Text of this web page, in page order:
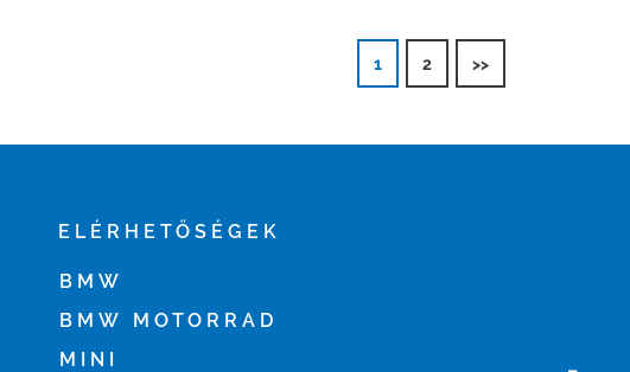
1 2 >>
ELÉRHETŐSÉGEK
BMW
BMW MOTORRAD
MINI